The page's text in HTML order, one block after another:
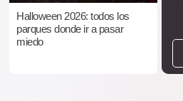
Halloween 2026: todos los
parques donde ir a pasar
miedo